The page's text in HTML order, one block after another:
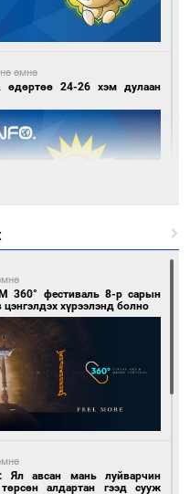
өмнө
өдөртөө 24-26 хэм дулаан
өмнө
дүнд шатахуун хадгалах
ашиглалтад орж байна
360° фестиваль 8-р сарын
хүрээлэнд болно
Ял авсан мань луйварчин
алдартан гээд сууж